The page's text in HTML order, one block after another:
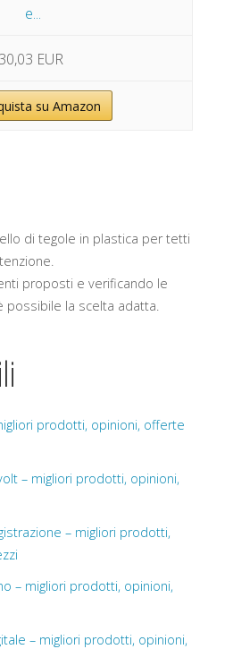
e...
30,03 EUR
su Amazon
di tegole in plastica per tetti
proposti e verificando le
la scelta adatta.
prodotti, opinioni, offerte
– migliori prodotti, opinioni,
– migliori prodotti,
– migliori prodotti, opinioni,
– migliori prodotti, opinioni,